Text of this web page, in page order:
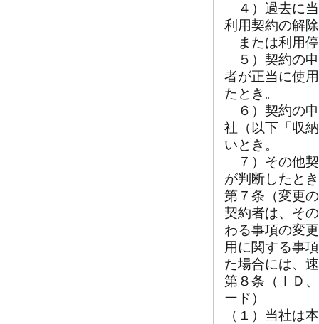
４）過去に当
利用契約の解除
または利用停
５）契約の申
者が正当に使
たとき。
６）契約の申
社（以下「収
いとき。
７）その他契
が判断したと
第７条（変更
契約者は、そ
わる事項の変
用に関する事
た場合には、
第８条（ＩＤ
ード）
（１）当社は